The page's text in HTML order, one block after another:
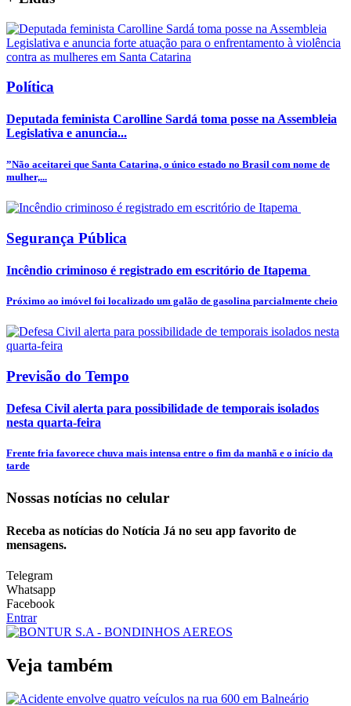
Política
Deputada feminista Carolline Sardá toma posse na Assembleia
Legislativa e anuncia...
”Não aceitarei que Santa Catarina, o único estado no Brasil com nome de
mulher,...
Segurança Pública
Incêndio criminoso é registrado em escritório de Itapema
Próximo ao imóvel foi localizado um galão de gasolina parcialmente cheio
Previsão do Tempo
Defesa Civil alerta para possibilidade de temporais isolados
nesta quarta-feira
Frente fria favorece chuva mais intensa entre o fim da manhã e o início da
tarde
Nossas notícias no celular
Receba as notícias do Notícia Já no seu app favorito de
mensagens.
Telegram
Whatsapp
Facebook
Entrar
Veja também